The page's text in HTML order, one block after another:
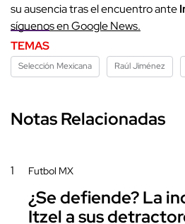
su ausencia tras el encuentro ante
síguenos en Google News.
TEMAS
Selección Mexicana Raúl Jiménez
Notas Relacionadas
1 Futbol MX
¿Se defiende? La
Itzel a sus